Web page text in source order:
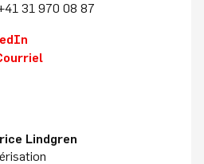
31 970 08 87
Lindgren